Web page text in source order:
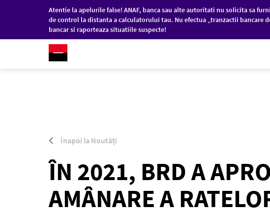
Atentie la apelurile false! ANAF, banca sau alte autoritati nu solicita sa
de control la distanta a calculatorului tau. Nu efectua „tranzactii bancare
bancar si raporteaza situatiile suspecte!
RO/EN PERSOANE FIZICE
Înapoi la Noutăți
ÎN 2021, BRD A
AMÂNARE A